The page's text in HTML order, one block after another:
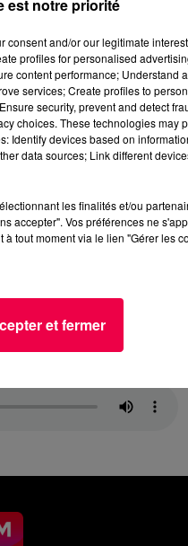
est notre priorité
and/or our legitimate
profiles for personalised
content performance; Understand
services; Create profiles to
security, prevent and detect
choices. These technologies may
Identify devices based on
data sources; Link different
les finalités et/ou
accepter". Vos préférences ne
tout moment via le lien "Gérer les
et fermer